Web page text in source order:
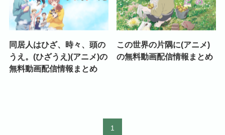
同居人はひざ、時々、頭の
うえ。(ひざうえ)(アニメ)の
無料動画配信情報まとめ
この世界の片隅に(アニメ)
の無料動画配信情報まとめ
1